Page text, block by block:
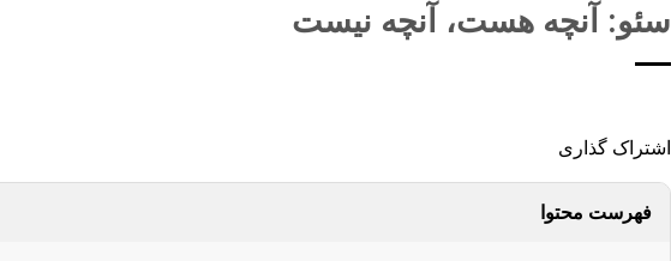
سئو: آنچه هست، آنچه نیست
اشتراک گذاری
فهرست محتوا